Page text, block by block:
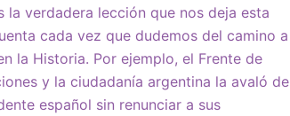
la verdadera lección que nos deja esta
cada vez que dudemos del camino a
la Historia. Por ejemplo, el Frente de
y la ciudadanía argentina la avaló de
español sin renunciar a sus